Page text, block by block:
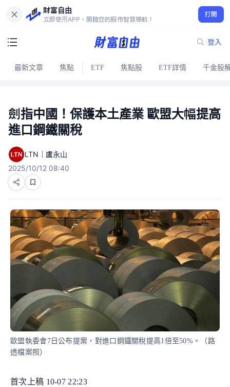
財富自由
立即使用APP，開啟您的股市智慧導航！
打開
登入
最新文章 焦點 ETF 焦點股 ETF詳情 千金股
劍指中國！保護本土產業 歐盟大幅提高
進口鋼鐵關稅
LTN｜盧永山
2025/10/12 08:40
歐盟執委會7日公布提案，對進口鋼鐵關稅提高1倍至50%。（路
透檔案照）
首次上稿 10-07 22:23